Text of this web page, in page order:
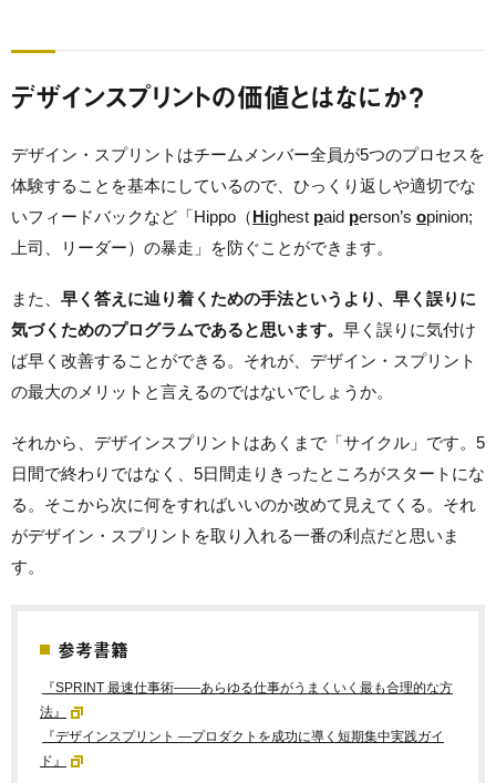
デザインスプリントの価値とはなにか？
デザイン・スプリントはチームメンバー全員が5つのプロセスを
体験することを基本にしているので、ひっくり返しや適切でな
いフィードバックなど「Hippo（Highest paid person’s opinion;
上司、リーダー）の暴走」を防ぐことができます。
また、 早く答えに辿り着くための手法というより、早く誤りに
気づくためのプログラムであると思います。 早く誤りに気付け
ば早く改善することができる。それが、デザイン・スプリント
の最大のメリットと言えるのではないでしょうか。
それから、デザインスプリントはあくまで「サイクル」です。5
日間で終わりではなく、5日間走りきったところがスタートにな
る。そこから次に何をすればいいのか改めて見えてくる。それ
がデザイン・スプリントを取り入れる一番の利点だと思いま
す。
参考書籍
『SPRINT 最速仕事術――あらゆる仕事がうまくいく最も合理的な方
法』
『デザインスプリント ―プロダクトを成功に導く短期集中実践ガイ
ド』